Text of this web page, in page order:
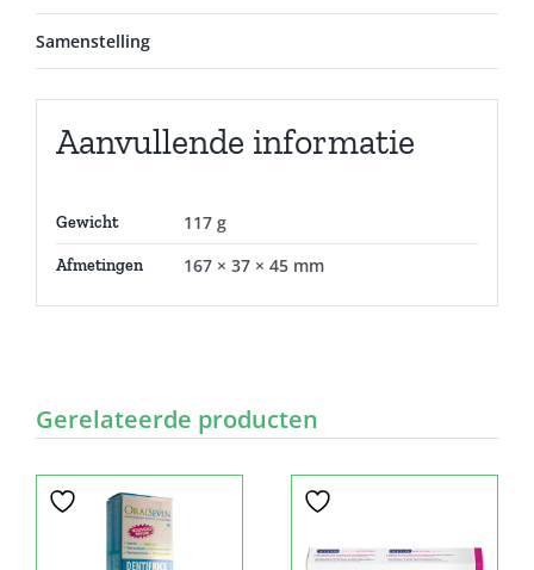
Samenstelling
Aanvullende informatie
Gewicht 117 g
Afmetingen 167 × 37 × 45 mm
Gerelateerde producten